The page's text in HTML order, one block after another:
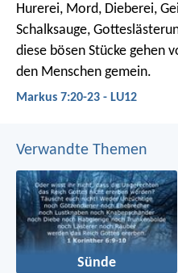
Hurerei, Mord, Dieberei,
Schalksauge,
diese bösen Stücke gehen
den Menschen gemein.
Markus 7:20-23 - LU12
Verwandte Themen
Sünde